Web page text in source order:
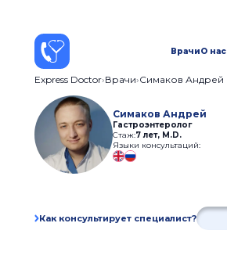
ВрачиО нас
Express Doctor Врачи Симаков Андрей
Симаков Андрей
Гастроэнтеролог
Стаж:7 лет, M.D.
Языки консультаций:
Как консультирует специалист?